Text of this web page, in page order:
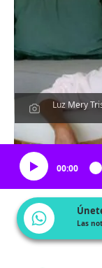
Luz Mery
00:00
Las